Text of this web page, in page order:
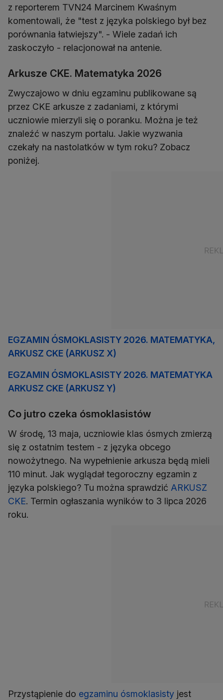
z reporterem TVN24 Marcinem Kwaśnym
komentowali, że "test z języka polskiego był bez
porównania łatwiejszy". - Wiele zadań ich
zaskoczyło - relacjonował na antenie.
Arkusze CKE. Matematyka 2026
Zwyczajowo w dniu egzaminu publikowane są
przez CKE arkusze z zadaniami, z którymi
uczniowie mierzyli się o poranku. Można je też
znaleźć w naszym portalu. Jakie wyzwania
czekały na nastolatków w tym roku? Zobacz
poniżej.
EGZAMIN ÓSMOKLASISTY 2026. MATEMATYKA,
ARKUSZ CKE (ARKUSZ X)
EGZAMIN ÓSMOKLASISTY 2026. MATEMATYKA
ARKUSZ CKE (ARKUSZ Y)
Co jutro czeka ósmoklasistów
W środę, 13 maja, uczniowie klas ósmych zmierzą
się z ostatnim testem - z języka obcego
nowożytnego. Na wypełnienie arkusza będą mieli
110 minut. Jak wyglądał tegoroczny egzamin z
języka polskiego? Tu można sprawdzić ARKUSZ
CKE. Termin ogłaszania wyników to 3 lipca 2026
roku.
Przystąpienie do egzaminu ósmoklasisty jest